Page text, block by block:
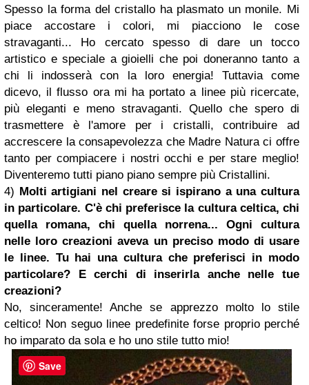
Spesso la forma del cristallo ha plasmato un monile. Mi
piace accostare i colori, mi piacciono le cose
stravaganti... Ho cercato spesso di dare un tocco
artistico e speciale a gioielli che poi doneranno tanto a
chi li indosserà con la loro energia! Tuttavia come
dicevo, il flusso ora mi ha portato a linee più ricercate,
più eleganti e meno stravaganti. Quello che spero di
trasmettere è l'amore per i cristalli, contribuire ad
accrescere la consapevolezza che Madre Natura ci offre
tanto per compiacere i nostri occhi e per stare meglio!
Diventeremo tutti piano piano sempre più Cristallini.
4) Molti artigiani nel creare si ispirano a una cultura
in particolare. C'è chi preferisce la cultura celtica, chi
quella romana, chi quella norrena... Ogni cultura
nelle loro creazioni aveva un preciso modo di usare
le linee. Tu hai una cultura che preferisci in modo
particolare? E cerchi di inserirla anche nelle tue
creazioni?
No, sinceramente! Anche se apprezzo molto lo stile
celtico! Non seguo linee predefinite forse proprio perché
ho imparato da sola e ho uno stile tutto mio!
Save